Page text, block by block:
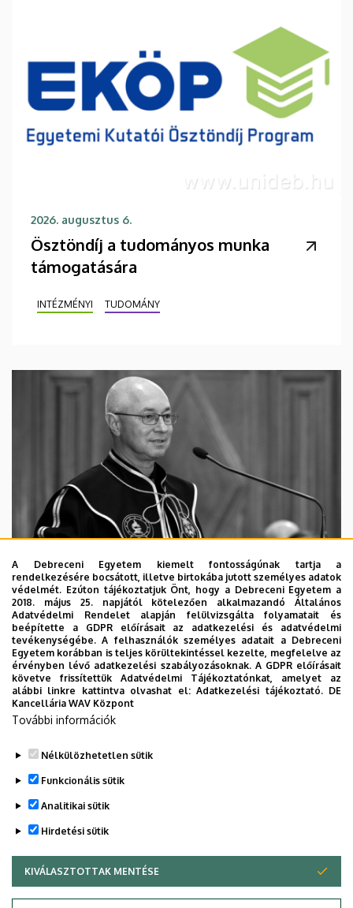
2026. augusztus 6.
Ösztöndíj a tudományos munka
támogatására
INTÉZMÉNYI TUDOMÁNY
2026. augusztus 5.
Díszdoktorát gyászolja a Debreceni
Egyetem
INTÉZMÉNYI TTK TUDOMÁNY
A Debreceni Egyetem kiemelt fontosságúnak tartja a
rendelkezésére bocsátott, illetve birtokába jutott személyes adatok
védelmét. Ezúton tájékoztatjuk Önt, hogy a Debreceni Egyetem a
2018. május 25. napjától kötelezően alkalmazandó Általános
Adatvédelmi Rendelet alapján felülvizsgálta folyamatait és
beépítette a GDPR előírásait az adatkezelési és adatvédelmi
tevékenységébe. A felhasználók személyes adatait a Debreceni
Egyetem korábban is teljes körültekintéssel kezelte, megfelelve az
érvényben lévő adatkezelési szabályozásoknak. A GDPR előírásait
követve frissítettük Adatvédelmi Tájékoztatónkat, amelyet az
alábbi linkre kattintva olvashat el:Adatkezelési tájékoztató. DE
Kancellária WAV Központ
További információk
Nélkülözhetetlen sütik
Funkcionális sütik
Analitikai sütik
Hirdetési sütik
KIVÁLASZTOTTAK MENTÉSE
WITHDRAW CONSENT